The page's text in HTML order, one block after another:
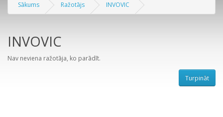
Sākums Ražotājs INVOVIC
INVOVIC
Nav neviena ražotāja, ko parādīt.
Turpināt